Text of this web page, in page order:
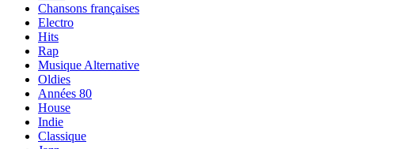
Chansons françaises
Electro
Hits
Rap
Musique Alternative
Oldies
Années 80
House
Indie
Classique